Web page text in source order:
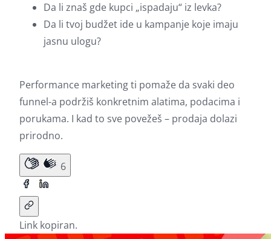
Da li znaš gde kupci „ispadaju“ iz levka?
Da li tvoj budžet ide u kampanje koje imaju
jasnu ulogu?
Performance marketing ti pomaže da svaki deo
funnel-a podržiš konkretnim alatima, podacima i
porukama. I kad to sve povežeš – prodaja dolazi
prirodno.
6
Link kopiran.